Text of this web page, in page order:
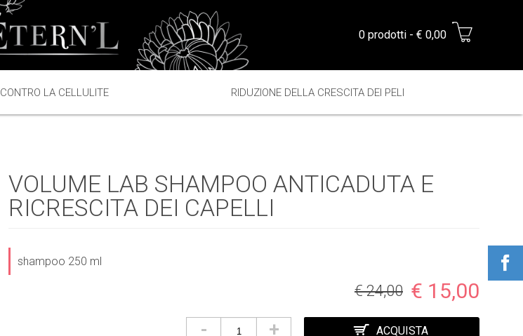
0 prodotti - € 0,00
CONTRO LA CELLULITE RIDUZIONE DELLA CRESCITA DEI PELI
VOLUME LAB SHAMPOO ANTICADUTA E
RICRESCITA DEI CAPELLI
shampoo 250 ml
€ 15,00
€ 24,00
ACQUISTA
- +